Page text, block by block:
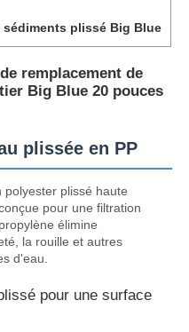
sédiments plissé Big Blue
remplacement de
Big Blue 20 pouces
plissée en PP
plissé haute
pour une filtration
élimine
la rouille et autres
d'eau.
pour une surface